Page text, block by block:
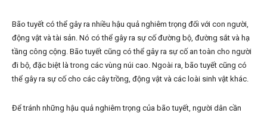
Bão tuyết có thể gây ra nhiều hậu quả nghiêm trọng đối với con người,
động vật và tài sản. Nó có thể gây ra sự cố đường bộ, đường sắt và hạ
tầng công cộng. Bão tuyết cũng có thể gây ra sự cố an toàn cho người
đi bộ, đặc biệt là trong các vùng núi cao. Ngoài ra, bão tuyết cũng có
thể gây ra sự cố cho các cây trồng, động vật và các loài sinh vật khác.
Để tránh những hậu quả nghiêm trọng của bão tuyết, người dân cần